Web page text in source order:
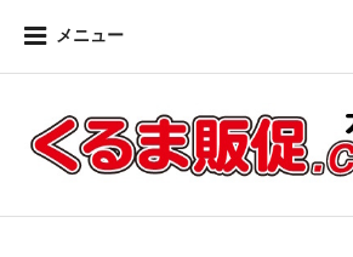
メニュー